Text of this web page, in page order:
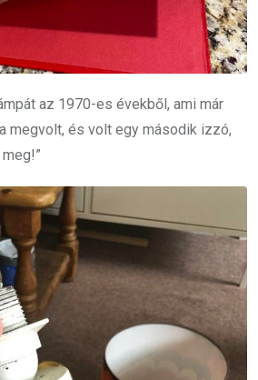
az 1970-es évekből, ami már
megvolt, és volt egy második izzó,